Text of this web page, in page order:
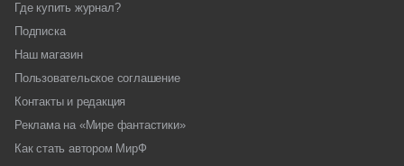
Где купить журнал?
Подписка
Наш магазин
Пользовательское соглашение
Контакты и редакция
Реклама на «Мире фантастики»
Как стать автором МирФ